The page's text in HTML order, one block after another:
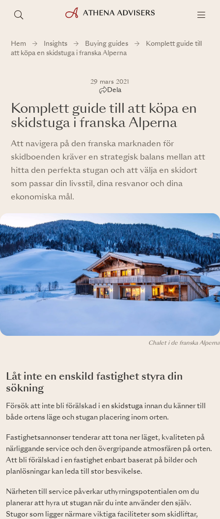
Hem Insights Buying guides
Komplett guide till
att köpa en skidstuga i franska Alperna
29 mars 2021
Dela
Komplett guide till att köpa en
skidstuga i franska Alperna
Att navigera på den franska marknaden för
skidboenden kräver en strategisk balans mellan att
hitta den perfekta stugan och att välja en skidort
som passar din livsstil, dina resvanor och dina
ekonomiska mål.
Chalet i de franska Alperna
Låt inte en enskild fastighet styra din
sökning
Försök att inte bli förälskad i en skidstuga innan du känner till
både ortens läge och stugan placering inom orten.
Fastighetsannonser tenderar att tona ner läget, kvaliteten på
närliggande service och den övergripande atmosfären på orten.
Att bli förälskad i en fastighet enbart baserat på bilder och
planlösningar kan leda till stor besvikelse.
Närheten till service påverkar uthyrningspotentialen om du
planerar att hyra ut stugan när du inte använder den själv.
Stugor som ligger närmare viktiga faciliteter som skidliftar,